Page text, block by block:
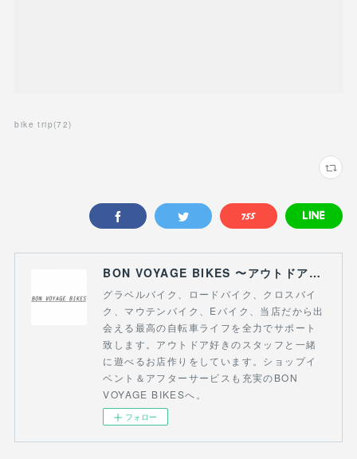
bike trip (72)
BON VOYAGE BIKES 〜アウトドアライフにつながる自転車専門店〜
グラベルバイク、ロードバイク、クロスバイ
ク、マウテンバイク、Eバイク、当店だから出
会える最高の自転車ライフを全力でサポート
致します。アウトドア好きのスタッフと一緒
に遊べるお店作りをしています。ショップイ
ベント＆アフターサービスも充実のBON
VOYAGE BIKESへ。
フォロー